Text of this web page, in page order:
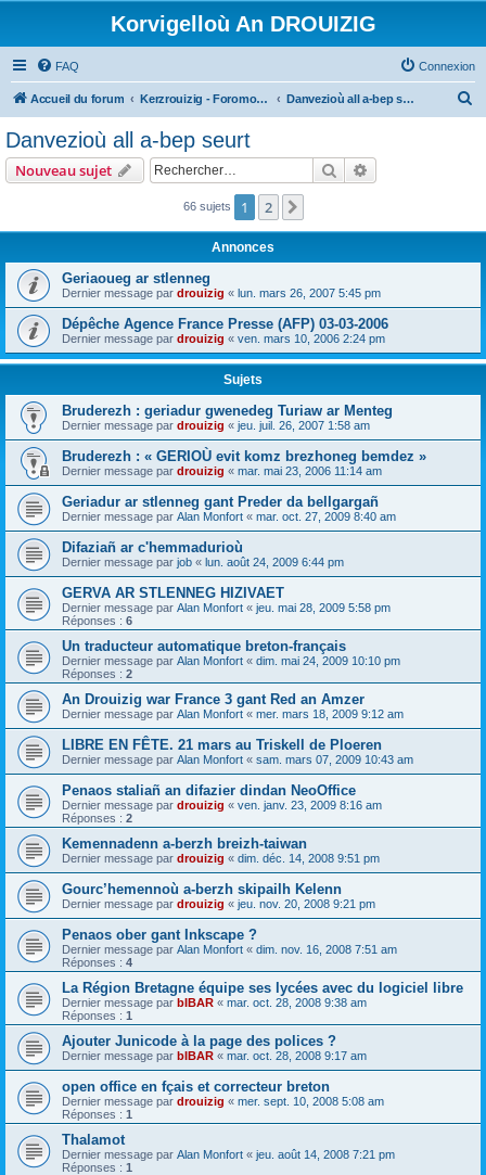
Korvigelloù An DROUIZIG
FAQ Connexion
Accueil du forum Kerzrouizig - Foromoù An Drouizig Danvezioù all a-bep seurt
e
Danvezioù all a-bep seurt
Nouveau sujet Rechercher
66 sujets 1 2
Annonces
Geriaoueg ar stlenneg
Dernier message par drouizig « lun. mars 26, 2007 5:45 pm
Dépêche Agence France Presse (AFP) 03-03-2006
Dernier message par drouizig « ven. mars 10, 2006 2:24 pm
Sujets
Bruderezh : geriadur gwenedeg Turiaw ar Menteg
Dernier message par drouizig « jeu. juil. 26, 2007 1:58 am
Bruderezh : « GERIOÙ evit komz brezhoneg bemdez »
Dernier message par drouizig « mar. mai 23, 2006 11:14 am
Geriadur ar stlenneg gant Preder da bellgargañ
Dernier message par Alan Monfort « mar. oct. 27, 2009 8:40 am
Difaziañ ar c'hemmadurioù
Dernier message par job « lun. août 24, 2009 6:44 pm
GERVA AR STLENNEG HIZIVAET
Dernier message par Alan Monfort « jeu. mai 28, 2009 5:58 pm
Réponses : 6
Un traducteur automatique breton-français
Dernier message par Alan Monfort « dim. mai 24, 2009 10:10 pm
Réponses : 2
An Drouizig war France 3 gant Red an Amzer
Dernier message par Alan Monfort « mer. mars 18, 2009 9:12 am
LIBRE EN FÊTE. 21 mars au Triskell de Ploeren
Dernier message par Alan Monfort « sam. mars 07, 2009 10:43 am
Penaos staliañ an difazier dindan NeoOffice
Dernier message par drouizig « ven. janv. 23, 2009 8:16 am
Réponses : 2
Kemennadenn a-berzh breizh-taiwan
Dernier message par drouizig « dim. déc. 14, 2008 9:51 pm
Gourc’hemennoù a-berzh skipailh Kelenn
Dernier message par drouizig « jeu. nov. 20, 2008 9:21 pm
Penaos ober gant Inkscape ?
Dernier message par Alan Monfort « dim. nov. 16, 2008 7:51 am
Réponses : 4
La Région Bretagne équipe ses lycées avec du logiciel libre
Dernier message par bIBAR « mar. oct. 28, 2008 9:38 am
Réponses : 1
Ajouter Junicode à la page des polices ?
Dernier message par bIBAR « mar. oct. 28, 2008 9:17 am
open office en fçais et correcteur breton
Dernier message par drouizig « mer. sept. 10, 2008 5:08 am
Réponses : 1
Thalamot
Dernier message par Alan Monfort « jeu. août 14, 2008 7:21 pm
Réponses : 1